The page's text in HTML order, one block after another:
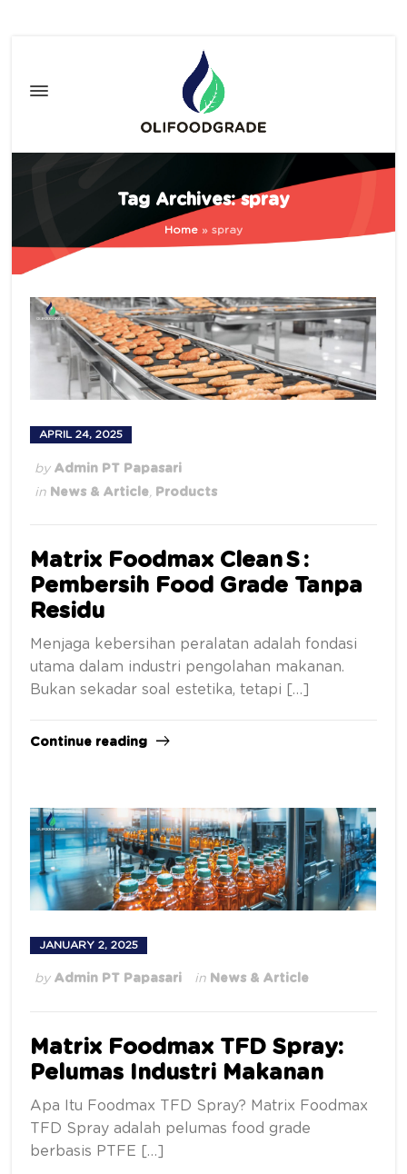
Tag Archives: spray
Home» spray
APRIL 24, 2025
by Admin PT Papasari
in News & Article Products
Matrix Foodmax Clean S :
Pembersih Food Grade Tanpa
Residu
Menjaga kebersihan peralatan adalah fondasi
utama dalam industri pengolahan makanan.
Bukan sekadar soal estetika, tetapi […]
Continue reading
JANUARY 2, 2025
by Admin PT Papasari in News & Article
Matrix Foodmax TFD Spray:
Pelumas Industri Makanan
Apa Itu Foodmax TFD Spray? Matrix Foodmax
TFD Spray adalah pelumas food grade
berbasis PTFE […]